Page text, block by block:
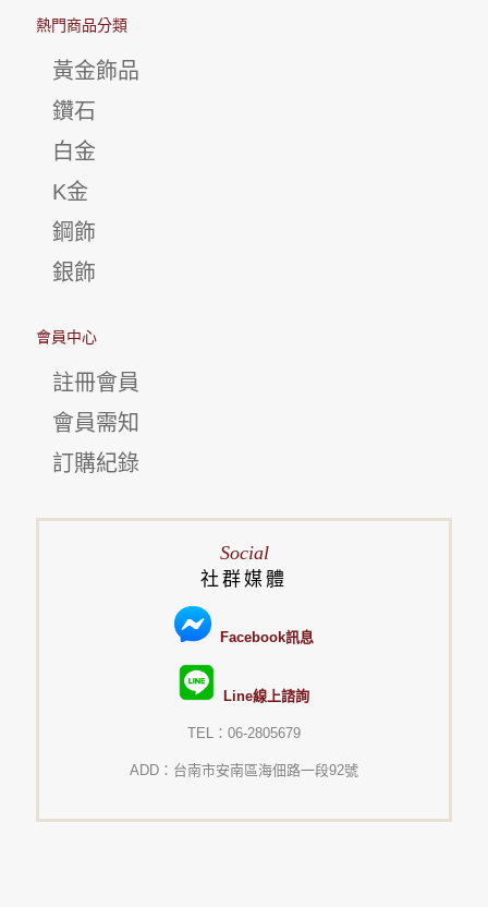
熱門商品分類
黃金飾品
鑽石
白金
K金
鋼飾
銀飾
會員中心
註冊會員
會員需知
訂購紀錄
Social
社群媒體
Facebook訊息
Line線上諮詢
TEL：06-2805679
ADD：台南市安南區海佃路一段92號